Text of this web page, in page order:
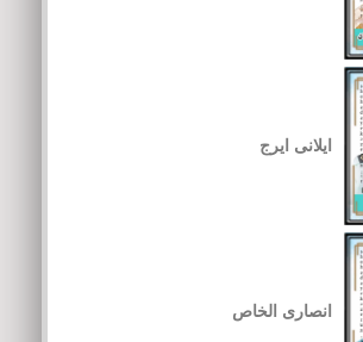
ایلانی ایرج
انصاری الخاص